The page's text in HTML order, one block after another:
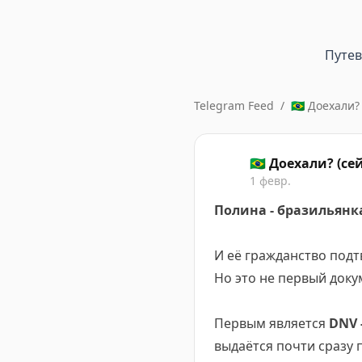
Telegram Feed / 🇧🇷
🇧🇷 Доехали?
1 февр.
Полина -
И её гражданство
Но это не первый
Первым является
выдаётся почти